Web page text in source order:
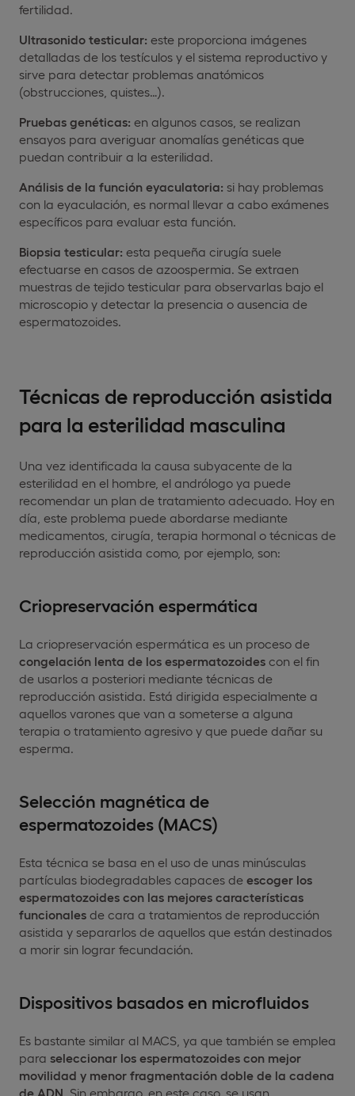
fertilidad.
Ultrasonido testicular: este proporciona imágenes
detalladas de los testículos y el sistema reproductivo y
sirve para detectar problemas anatómicos
(obstrucciones, quistes…).
Pruebas genéticas: en algunos casos, se realizan
ensayos para averiguar anomalías genéticas que
puedan contribuir a la esterilidad.
Análisis de la función eyaculatoria: si hay problemas
con la eyaculación, es normal llevar a cabo exámenes
específicos para evaluar esta función.
Biopsia testicular: esta pequeña cirugía suele
efectuarse en casos de azoospermia. Se extraen
muestras de tejido testicular para observarlas bajo el
microscopio y detectar la presencia o ausencia de
espermatozoides.
Técnicas de reproducción asistida
para la esterilidad masculina
Una vez identificada la causa subyacente de la
esterilidad en el hombre, el andrólogo ya puede
recomendar un plan de tratamiento adecuado. Hoy en
día, este problema puede abordarse mediante
medicamentos, cirugía, terapia hormonal o técnicas de
reproducción asistida como, por ejemplo, son:
Criopreservación espermática
La criopreservación espermática es un proceso de
congelación lenta de los espermatozoides con el fin
de usarlos a posteriori mediante técnicas de
reproducción asistida. Está dirigida especialmente a
aquellos varones que van a someterse a alguna
terapia o tratamiento agresivo y que puede dañar su
esperma.
Selección magnética de
espermatozoides (MACS)
Esta técnica se basa en el uso de unas minúsculas
partículas biodegradables capaces de escoger los
espermatozoides con las mejores características
funcionales de cara a tratamientos de reproducción
asistida y separarlos de aquellos que están destinados
a morir sin lograr fecundación.
Dispositivos basados en microfluidos
Es bastante similar al MACS, ya que también se emplea
para seleccionar los espermatozoides con mejor
movilidad y menor fragmentación doble de la cadena
de ADN . Sin embargo, en este caso, se usan